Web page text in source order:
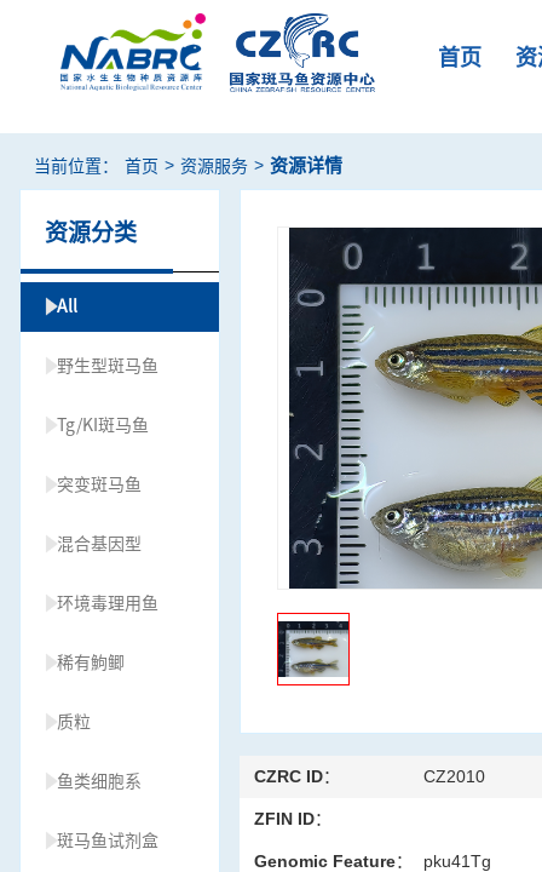
首页
当前位置： 首页 > 资源服务 > 资源详情
资源分类
All
野生型斑马鱼
Tg/KI斑马鱼
突变斑马鱼
混合基因型
环境毒理用鱼
稀有鮈鲫
质粒
鱼类细胞系
斑马鱼试剂盒
CZRC ID： CZ2010
ZFIN ID：
Genomic Feature： pku41Tg